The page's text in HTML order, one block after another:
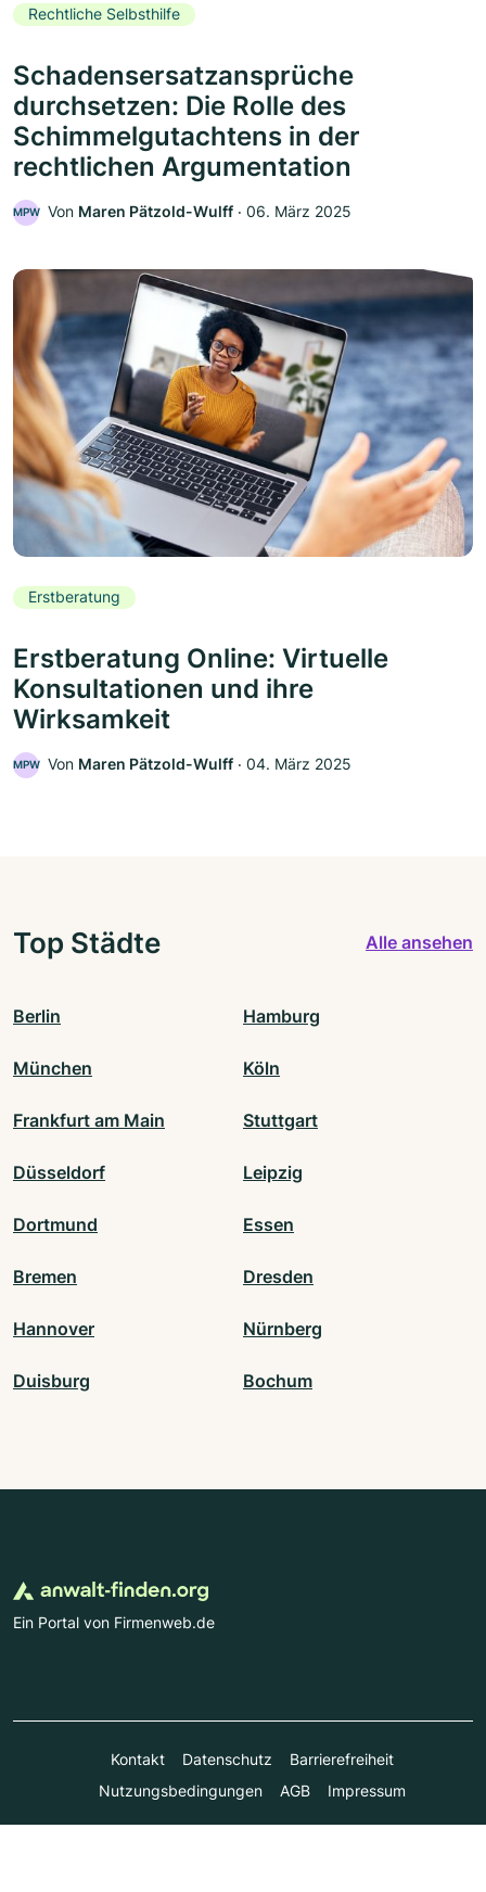
Rechtliche Selbsthilfe
Schadensersatzansprüche
durchsetzen: Die Rolle des
Schimmelgutachtens in der
rechtlichen Argumentation
MPW Von Maren Pätzold-Wulff ‧ 06. März 2025
Erstberatung
Erstberatung Online: Virtuelle
Konsultationen und ihre
Wirksamkeit
MPW Von Maren Pätzold-Wulff ‧ 04. März 2025
Top Städte Alle ansehen
Berlin Hamburg
München Köln
Frankfurt am Main Stuttgart
Düsseldorf Leipzig
Dortmund Essen
Bremen Dresden
Hannover Nürnberg
Duisburg Bochum
Ein Portal von Firmenweb.de
Kontakt Datenschutz
Barrierefreiheit
Nutzungsbedingungen
AGB Impressum